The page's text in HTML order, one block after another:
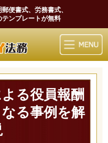
便書式、労務書式、
ンプレートが無料
マイ法務
る役員報酬
る事例を解